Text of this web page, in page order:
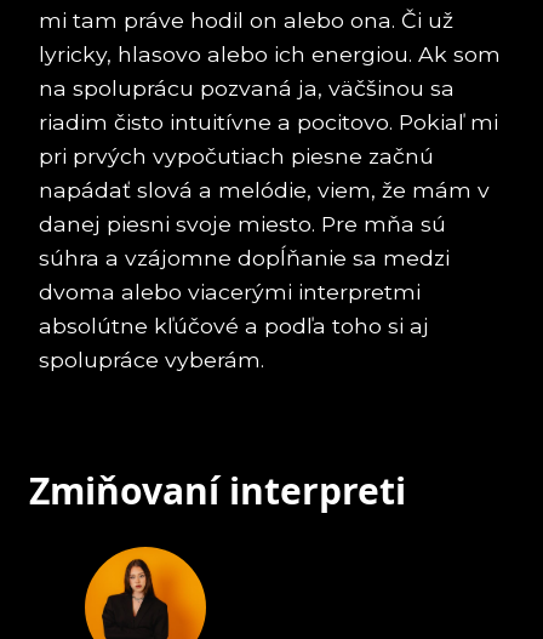
mi tam práve hodil on alebo ona. Či už
lyricky, hlasovo alebo ich energiou. Ak som
na spoluprácu pozvaná ja, väčšinou sa
riadim čisto intuitívne a pocitovo. Pokiaľ mi
pri prvých vypočutiach piesne začnú
napádať slová a melódie, viem, že mám v
danej piesni svoje miesto. Pre mňa sú
súhra a vzájomne dopĺňanie sa medzi
dvoma alebo viacerými interpretmi
absolútne kľúčové a podľa toho si aj
spolupráce vyberám.
Zmiňovaní interpreti